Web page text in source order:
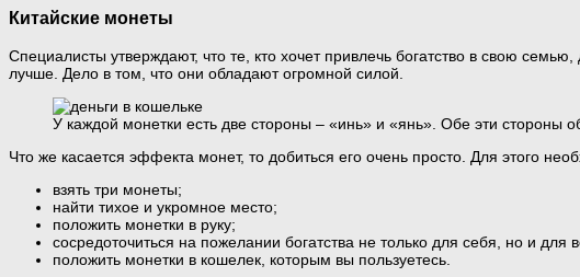
Китайские монеты
Специалисты утверждают, что те, кто хочет привлечь богатство в свою
лучше. Дело в том, что они обладают огромной силой.
У каждой монетки есть две стороны – «инь» и «янь». Обе эти стороны
Что же касается эффекта монет, то добиться его очень просто. Для этого
взять три монеты;
найти тихое и укромное место;
положить монетки в руку;
сосредоточиться на пожелании богатства не только для себя, но и
положить монетки в кошелек, которым вы пользуетесь.